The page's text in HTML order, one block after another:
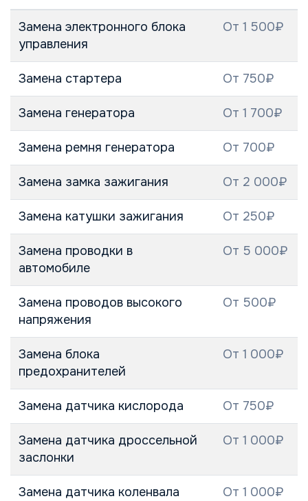
Замена электронного блока
управления
От 1 500₽
Замена стартера От 750₽
Замена генератора От 1 700₽
Замена ремня генератора От 700₽
Замена замка зажигания От 2 000₽
Замена катушки зажигания От 250₽
Замена проводки в
автомобиле
От 5 000₽
Замена проводов высокого
напряжения
От 500₽
Замена блока
предохранителей
От 1 000₽
Замена датчика кислорода От 750₽
Замена датчика дроссельной
заслонки
От 1 000₽
Замена датчика коленвала От 1 000₽